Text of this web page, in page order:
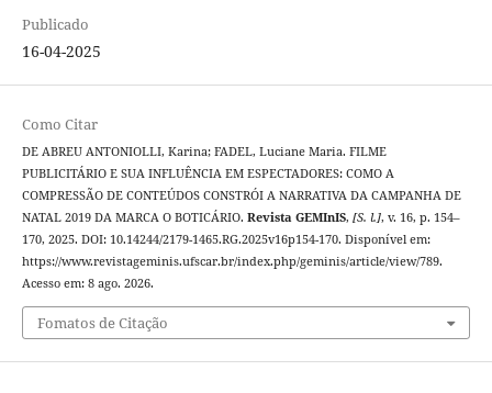
Publicado
16-04-2025
Como Citar
DE ABREU ANTONIOLLI, Karina; FADEL, Luciane Maria. FILME
PUBLICITÁRIO E SUA INFLUÊNCIA EM ESPECTADORES: COMO A
COMPRESSÃO DE CONTEÚDOS CONSTRÓI A NARRATIVA DA CAMPANHA DE
NATAL 2019 DA MARCA O BOTICÁRIO. Revista GEMInIS, [S. l.], v. 16, p. 154–
170, 2025. DOI: 10.14244/2179-1465.RG.2025v16p154-170. Disponível em:
https://www.revistageminis.ufscar.br/index.php/geminis/article/view/789.
Acesso em: 8 ago. 2026.
Fomatos de Citação